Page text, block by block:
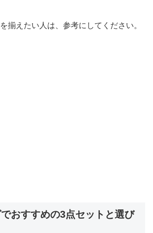
揃えたい人は、参考にしてください。
おすすめの3点セットと選び